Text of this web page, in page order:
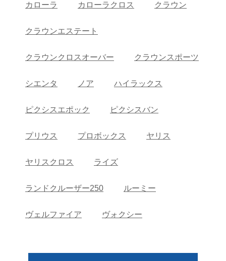
カローラ カローラクロス クラウン
クラウンエステート
クラウンクロスオーバー クラウンスポーツ
シエンタ ノア ハイラックス
ピクシスエポック ピクシスバン
プリウス プロボックス ヤリス
ヤリスクロス ライズ
ランドクルーザー250 ルーミー
ヴェルファイア ヴォクシー